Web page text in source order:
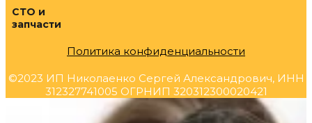
СТО и
запчасти
Политика конфиденциальности
©2023 ИП Николаенко Сергей Александрович, ИНН
312327741005 ОГРНИП 320312300020421